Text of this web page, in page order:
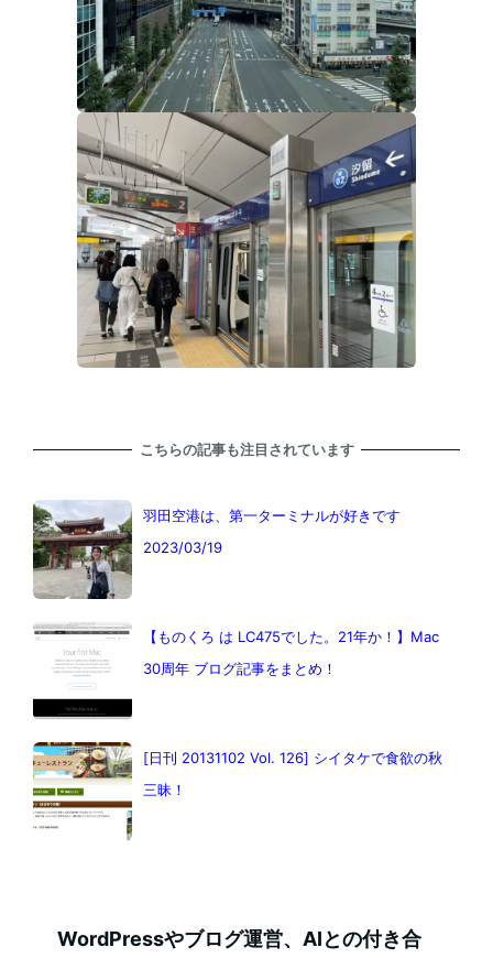
こちらの記事も注目されています
羽田空港は、第一ターミナルが好きです
2023/03/19
【ものくろ は LC475でした。21年か！】Mac
30周年 ブログ記事をまとめ！
[日刊 20131102 Vol. 126] シイタケで食欲の秋
三昧！
WordPressやブログ運営、AIとの付き合